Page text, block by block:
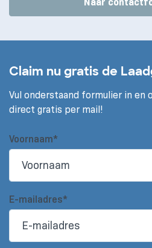
Claim nu gratis de
Vul onderstaand formulier in en
direct gratis per mail!
Voornaam*
E-mailadres*